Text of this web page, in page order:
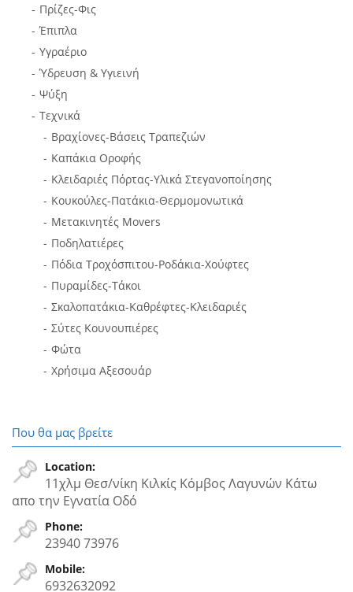
Πρίζες-Φις
Έπιπλα
Υγραέριο
Ύδρευση & Υγιεινή
Ψύξη
Τεχνικά
Βραχίονες-Βάσεις Τραπεζιών
Καπάκια Οροφής
Κλειδαριές Πόρτας-Υλικά Στεγανοποίησης
Κουκούλες-Πατάκια-Θερμομονωτικά
Μετακινητές Movers
Ποδηλατιέρες
Πόδια Τροχόσπιτου-Ροδάκια-Χούφτες
Πυραμίδες-Τάκοι
Σκαλοπατάκια-Καθρέφτες-Κλειδαριές
Σύτες Κουνουπιέρες
Φώτα
Χρήσιμα Αξεσουάρ
Που θα μας βρείτε
Location:
11χλμ Θεσ/νίκη Κιλκίς Κόμβος Λαγυνών Κάτω
απο την Εγνατία Oδό
Phone:
23940 73976
Mobile:
6932632092